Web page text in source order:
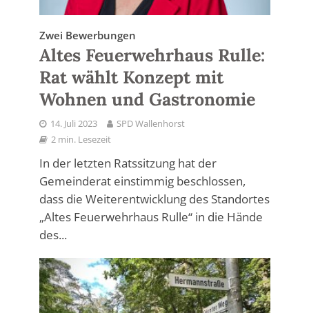
Zwei Bewerbungen
Altes Feuerwehrhaus Rulle:
Rat wählt Konzept mit
Wohnen und Gastronomie
14. Juli 2023
SPD Wallenhorst
2 min. Lesezeit
In der letzten Ratssitzung hat der
Gemeinderat einstimmig beschlossen,
dass die Weiterentwicklung des Standortes
„Altes Feuerwehrhaus Rulle“ in die Hände
des...